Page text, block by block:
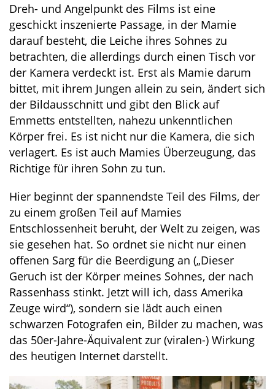
Dreh- und Angelpunkt des Films ist eine
geschickt inszenierte Passage, in der Mamie
darauf besteht, die Leiche ihres Sohnes zu
betrachten, die allerdings durch einen Tisch vor
der Kamera verdeckt ist. Erst als Mamie darum
bittet, mit ihrem Jungen allein zu sein, ändert sich
der Bildausschnitt und gibt den Blick auf
Emmetts entstellten, nahezu unkenntlichen
Körper frei. Es ist nicht nur die Kamera, die sich
verlagert. Es ist auch Mamies Überzeugung, das
Richtige für ihren Sohn zu tun.
Hier beginnt der spannendste Teil des Films, der
zu einem großen Teil auf Mamies
Entschlossenheit beruht, der Welt zu zeigen, was
sie gesehen hat. So ordnet sie nicht nur einen
offenen Sarg für die Beerdigung an („Dieser
Geruch ist der Körper meines Sohnes, der nach
Rassenhass stinkt. Jetzt will ich, dass Amerika
Zeuge wird“), sondern sie lädt auch einen
schwarzen Fotografen ein, Bilder zu machen, was
das 50er-Jahre-Äquivalent zur (viralen-) Wirkung
des heutigen Internet darstellt.